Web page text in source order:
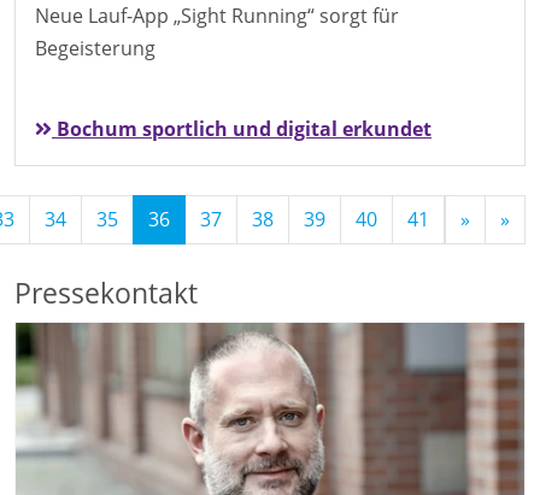
Neue Lauf-App „Sight Running“ sorgt für
Begeisterung
Bochum sportlich und digital erkundet
34 35 36(Standort)
37 38 39 40 41 » »
Pressekontakt